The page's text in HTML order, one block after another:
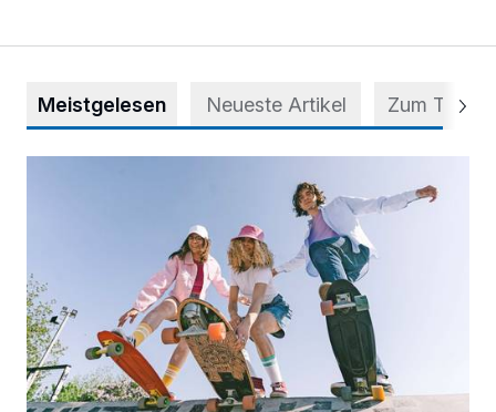
Meistgelesen Neueste Artikel Zum Thema